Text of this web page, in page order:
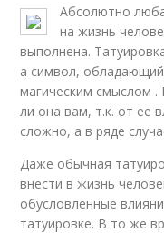
Абсолютно
на жизнь
выполнена.
а символ,
магическим смыслом .
ли она вам, т.к. от ее
сложно, а в ряде
Даже обычная
внести в жизнь
обусловленные
татуировке. В то же